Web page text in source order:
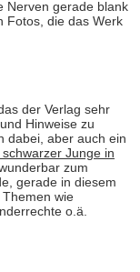
Nerven gerade blank
Fotos, die das Werk
der Verlag sehr
Hinweise zu
dabei, aber auch ein
Junge in
zum
gerade in diesem
wie
o.ä.